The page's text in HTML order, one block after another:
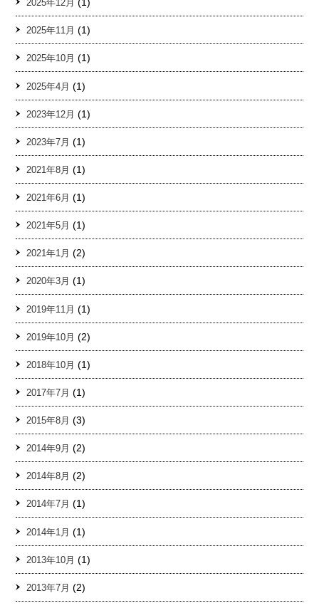
2025年12月
2025年11月 (1)
2025年10月 (1)
2025年4月 (1)
2023年12月 (1)
2023年7月 (1)
2021年8月 (1)
2021年6月 (1)
2021年5月 (1)
2021年1月 (2)
2020年3月 (1)
2019年11月 (1)
2019年10月 (2)
2018年10月 (1)
2017年7月 (1)
2015年8月 (3)
2014年9月 (2)
2014年8月 (2)
2014年7月 (1)
2014年1月 (1)
2013年10月 (1)
2013年7月 (2)